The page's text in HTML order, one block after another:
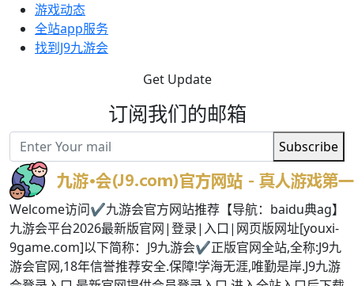
游戏动态
全站app服务
找到J9九游会
Get Update
订阅我们的邮箱
Subscribe
Welcome访问✔九游会官方网站推荐【导航：baidu典ag】
九游会平台2026最新版官网|登录|入口|网页版网址[youxi-
9game.com]以下简称：J9九游会✔正版官网全站,全称:J9九
游会官网,18年信誉推荐安全.保障!学海无涯,唯勤是岸.J9九游